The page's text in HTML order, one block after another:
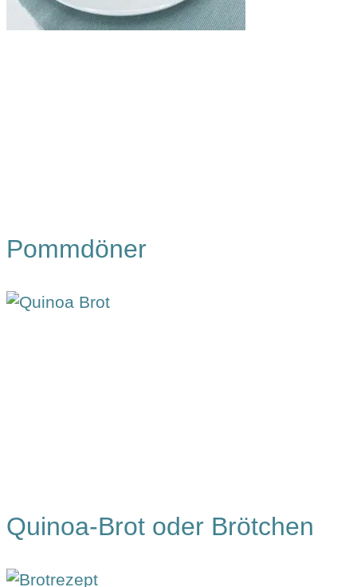
Pommdöner
Quinoa-Brot oder Brötchen